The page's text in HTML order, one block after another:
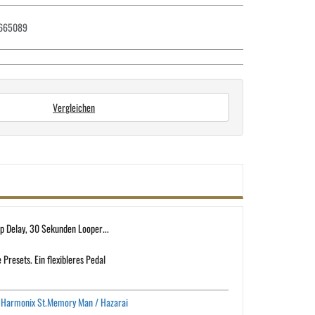
Vergleichen
Delay, 30 Sekunden Looper...
Ein flexibleres Pedal
St.Memory Man / Hazarai